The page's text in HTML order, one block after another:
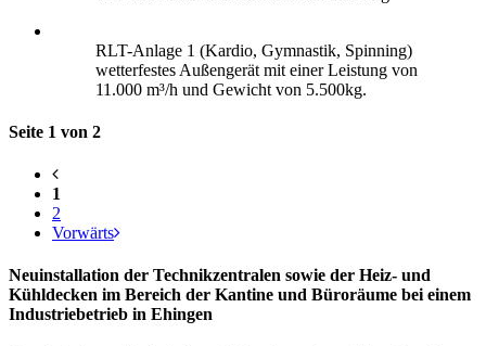
RLT-Anlage 1 (Kardio, Gymnastik, Spinning)
wetterfestes Außengerät mit einer Leistung von
11.000 m³/h und Gewicht von 5.500kg.
Seite 1 von 2
1
2
Vorwärts
Neuinstallation der Technikzentralen sowie der Heiz- und
Kühldecken im Bereich der Kantine und Büroräume bei einem
Industriebetrieb in Ehingen